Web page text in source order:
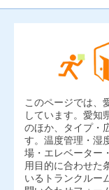
このページでは、
しています。愛知
のほか、タイプ・
す。温度管理・湿
場・エレベーター
用目的に合わせた
いるトランクルー